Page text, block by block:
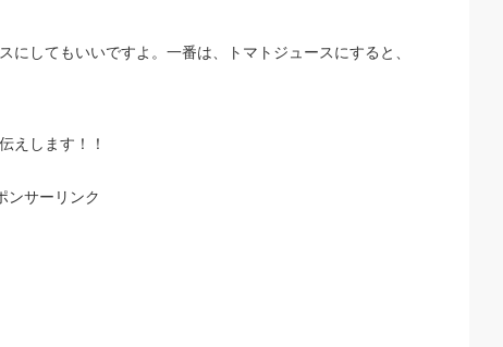
してもいいですよ。一番は、トマトジュースにすると、
えします！！
ンサーリンク